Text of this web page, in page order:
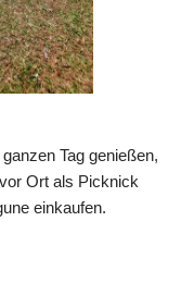
Tag genießen,
Ort als Picknick
einkaufen.